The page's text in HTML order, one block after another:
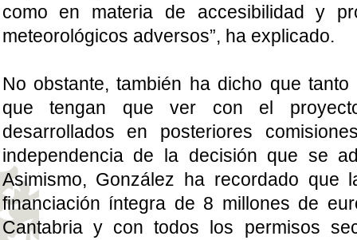
como en materia de accesibilidad y
meteorológicos adversos”, ha explicado.
No obstante, también ha dicho que
que tengan que ver con el
desarrollados en posteriores
independencia de la decisión que se
Asimismo, González ha recordado que
financiación íntegra de 8 millones de
Cantabria y con todos los permisos